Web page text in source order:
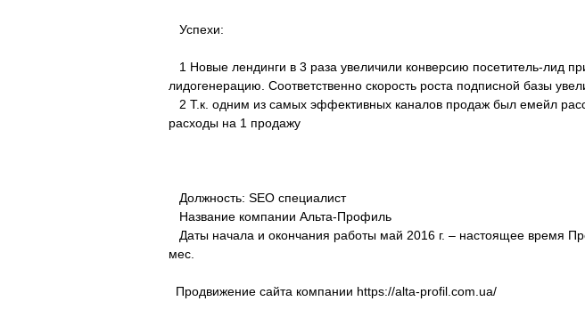
Успехи:
1 Новые лендинги в 3 раза увеличили конверсию посетитель-лид
лидогенерацию. Соответственно скорость роста подписной базы
2 Т.к. одним из самых эффективных каналов продаж был емейл
расходы на 1 продажу
Должность: SEO специалист
Название компании Альта-Профиль
Даты начала и окончания работы май 2016 г. – настоящее время
мес.
Продвижение сайта компании https://alta-profil.com.ua/